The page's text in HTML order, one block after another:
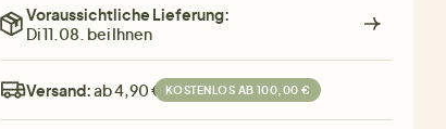
Voraussichtliche Lieferung:
Di 11.08. bei Ihnen
Versand:ab 4,90 € KOSTENLOS AB 100,00 €